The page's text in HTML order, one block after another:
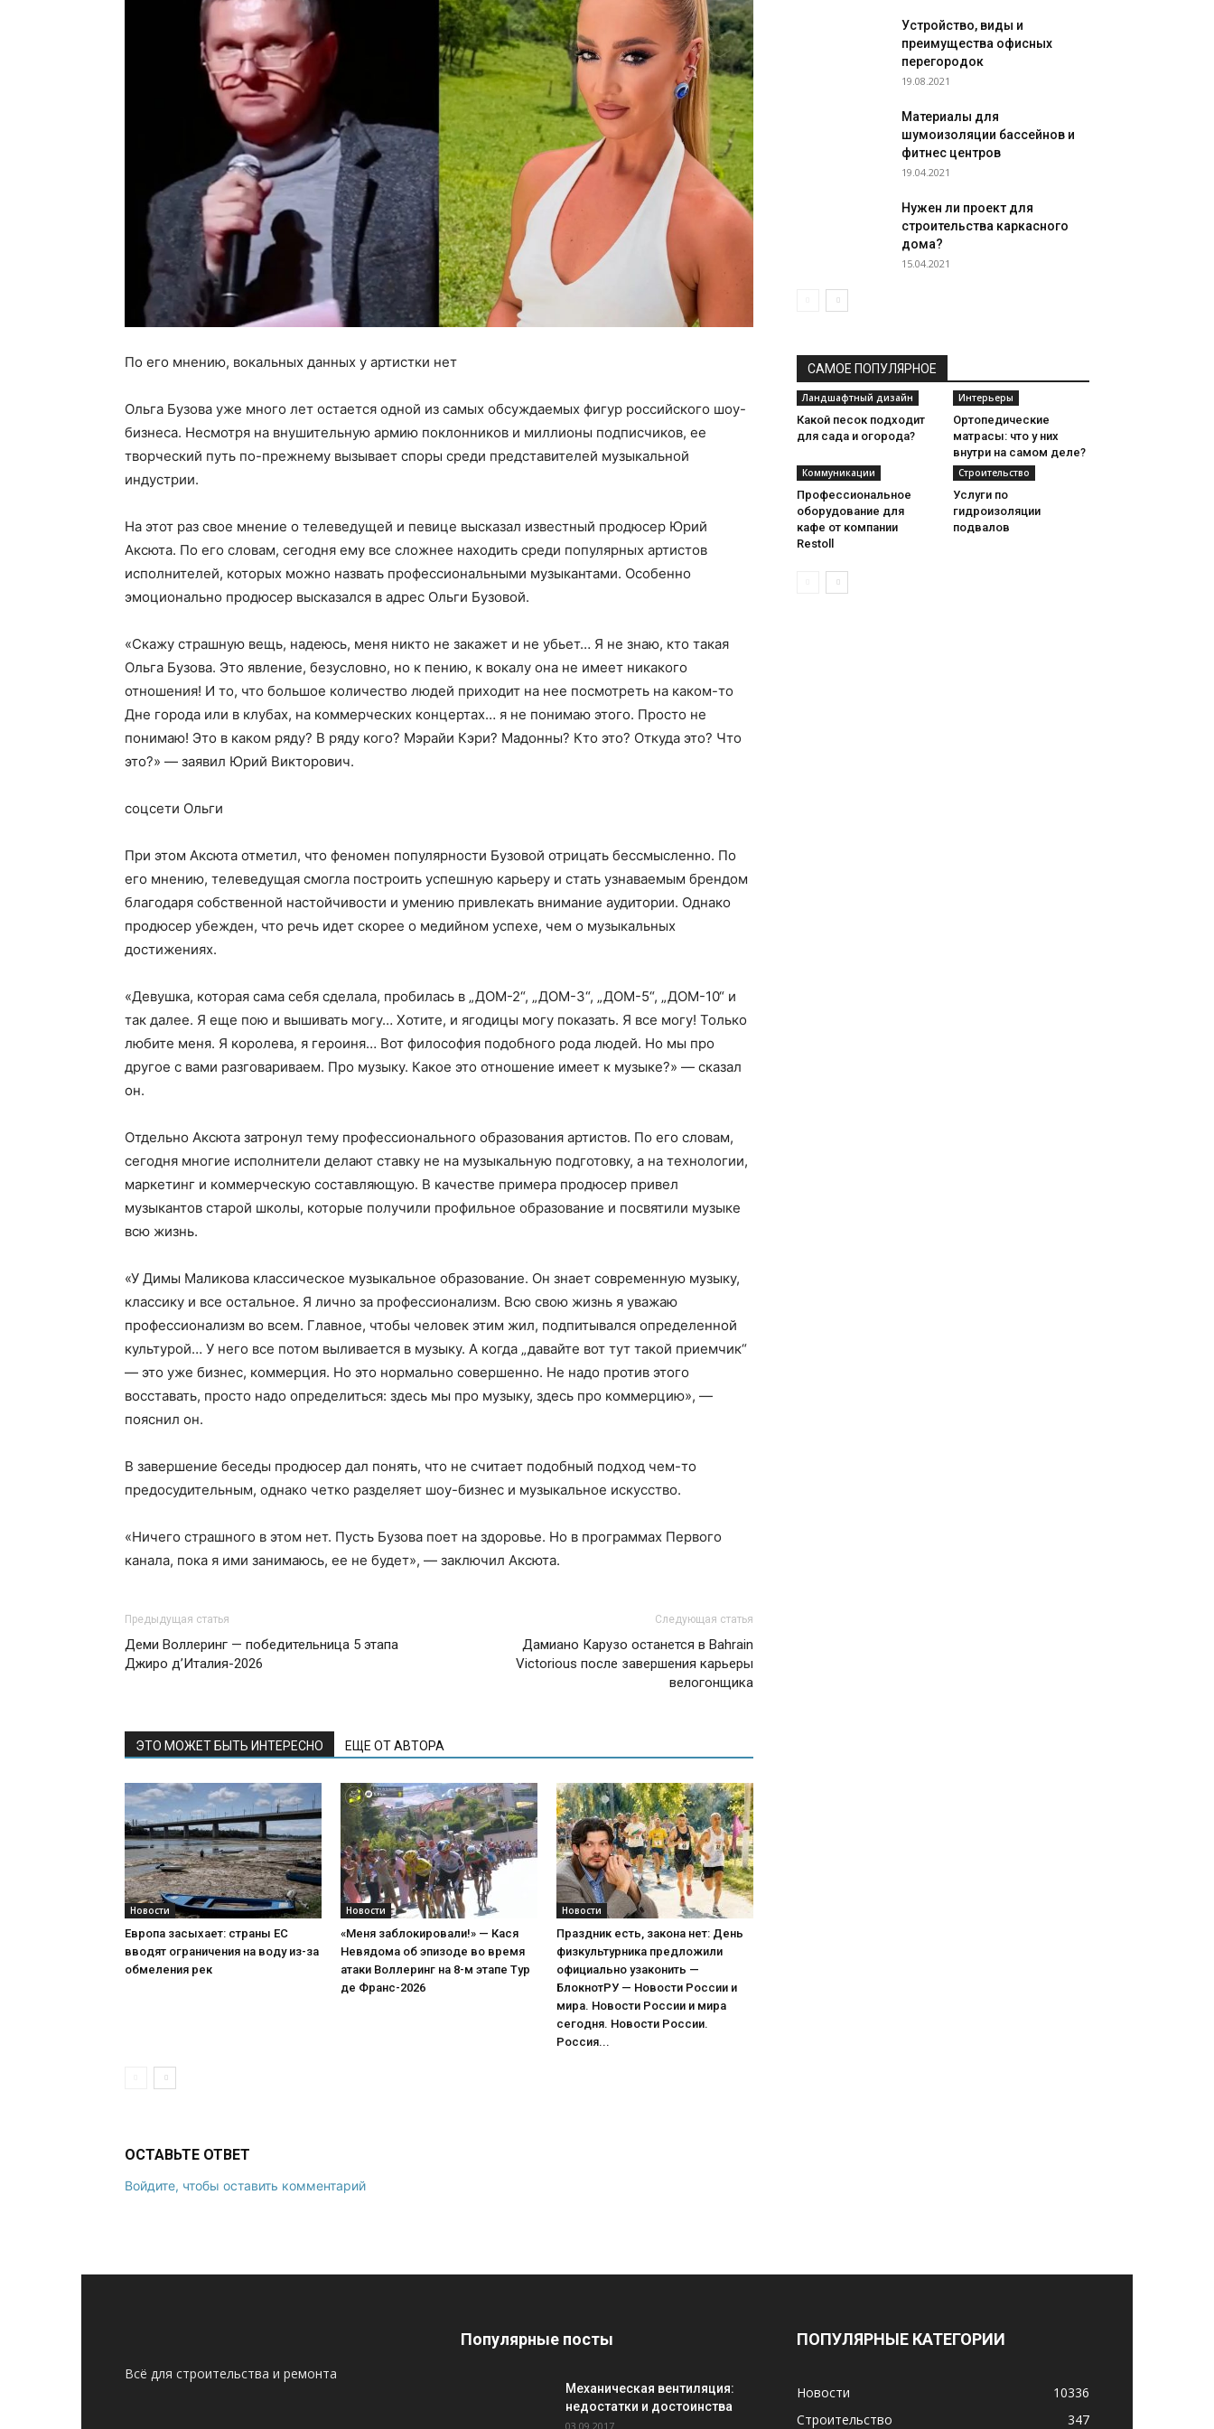
По его мнению, вокальных данных у артистки нет
Ольга Бузова уже много лет остается одной из самых обсуждаемых фигур российского шоу-
бизнеса. Несмотря на внушительную армию поклонников и миллионы подписчиков, ее
творческий путь по-прежнему вызывает споры среди представителей музыкальной
индустрии.
На этот раз свое мнение о телеведущей и певице высказал известный продюсер Юрий
Аксюта. По его словам, сегодня ему все сложнее находить среди популярных артистов
исполнителей, которых можно назвать профессиональными музыкантами. Особенно
эмоционально продюсер высказался в адрес Ольги Бузовой.
«Скажу страшную вещь, надеюсь, меня никто не закажет и не убьет… Я не знаю, кто такая
Ольга Бузова. Это явление, безусловно, но к пению, к вокалу она не имеет никакого
отношения! И то, что большое количество людей приходит на нее посмотреть на каком-то
Дне города или в клубах, на коммерческих концертах… я не понимаю этого. Просто не
понимаю! Это в каком ряду? В ряду кого? Мэрайи Кэри? Мадонны? Кто это? Откуда это? Что
это?» — заявил Юрий Викторович.
соцсети Ольги
При этом Аксюта отметил, что феномен популярности Бузовой отрицать бессмысленно. По
его мнению, телеведущая смогла построить успешную карьеру и стать узнаваемым брендом
благодаря собственной настойчивости и умению привлекать внимание аудитории. Однако
продюсер убежден, что речь идет скорее о медийном успехе, чем о музыкальных
достижениях.
«Девушка, которая сама себя сделала, пробилась в „ДОМ-2“, „ДОМ-3“, „ДОМ-5“, „ДОМ-10“ и
так далее. Я еще пою и вышивать могу… Хотите, и ягодицы могу показать. Я все могу! Только
любите меня. Я королева, я героиня… Вот философия подобного рода людей. Но мы про
другое с вами разговариваем. Про музыку. Какое это отношение имеет к музыке?» — сказал
он.
Отдельно Аксюта затронул тему профессионального образования артистов. По его словам,
сегодня многие исполнители делают ставку не на музыкальную подготовку, а на технологии,
маркетинг и коммерческую составляющую. В качестве примера продюсер привел
музыкантов старой школы, которые получили профильное образование и посвятили музыке
всю жизнь.
«У Димы Маликова классическое музыкальное образование. Он знает современную музыку,
классику и все остальное. Я лично за профессионализм. Всю свою жизнь я уважаю
профессионализм во всем. Главное, чтобы человек этим жил, подпитывался определенной
культурой… У него все потом выливается в музыку. А когда „давайте вот тут такой приемчик“
— это уже бизнес, коммерция. Но это нормально совершенно. Не надо против этого
восставать, просто надо определиться: здесь мы про музыку, здесь про коммерцию», —
пояснил он.
В завершение беседы продюсер дал понять, что не считает подобный подход чем-то
предосудительным, однако четко разделяет шоу-бизнес и музыкальное искусство.
«Ничего страшного в этом нет. Пусть Бузова поет на здоровье. Но в программах Первого
канала, пока я ими занимаюсь, ее не будет», — заключил Аксюта.
Предыдущая статья
Деми Воллеринг — победительница 5 этапа
Джиро д’Италия-2026
Следующая статья
Дамиано Карузо останется в Bahrain
Victorious после завершения карьеры
велогонщика
ЭТО МОЖЕТ БЫТЬ ИНТЕРЕСНО ЕЩЕ ОТ АВТОРА
Новости
Европа засыхает: страны ЕС
вводят ограничения на воду из-за
обмеления рек
Новости
«Меня заблокировали!» — Кася
Невядома об эпизоде во время
атаки Воллеринг на 8-м этапе Тур
де Франс-2026
Новости
Праздник есть, закона нет: День
физкультурника предложили
официально узаконить —
БлокнотРУ — Новости России и
мира. Новости России и мира
сегодня. Новости России.
Россия...
ОСТАВЬТЕ ОТВЕТ
Войдите, чтобы оставить комментарий
Устройство, виды и
преимущества офисных
перегородок
19.08.2021
Материалы для
шумоизоляции бассейнов и
фитнес центров
19.04.2021
Нужен ли проект для
строительства каркасного
дома?
15.04.2021
САМОЕ ПОПУЛЯРНОЕ
Ландшафтный дизайн
Какой песок подходит
для сада и огорода?
Интерьеры
Ортопедические
матрасы: что у них
внутри на самом деле?
Коммуникации
Профессиональное
оборудование для
кафе от компании
Restoll
Строительство
Услуги по
гидроизоляции
подвалов
Всё для строительства и ремонта
Популярные посты
Механическая вентиляция:
недостатки и достоинства
03.09.2017
ПОПУЛЯРНЫЕ КАТЕГОРИИ
Новости
10336
Строительство
347